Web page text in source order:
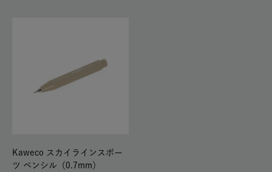
Kaweco スカイラインスポー
ツ ペンシル（0.7mm）